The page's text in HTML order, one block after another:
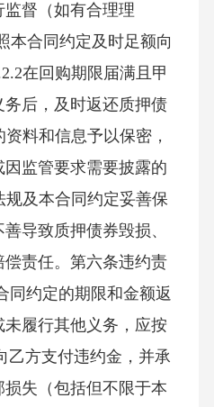
督（如有合理理
本合同约定及时足额向
在回购期限届满且甲
后，及时返还质押债
料和信息予以保密，
监管要求需要披露的
规及本合同约定妥善保
导致质押债券毁损、
责任。第六条违约责
同约定的期限和金额返
履行其他义务，应按
乙方支付违约金，并承
失（包括但不限于本